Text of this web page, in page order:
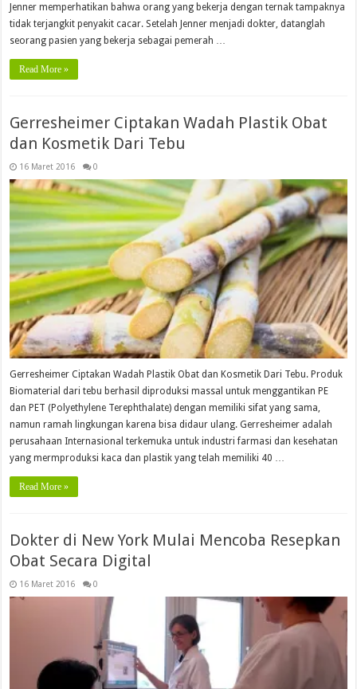
Jenner memperhatikan bahwa orang yang bekerja dengan ternak tampaknya
tidak terjangkit penyakit cacar. Setelah Jenner menjadi dokter, datanglah
seorang pasien yang bekerja sebagai pemerah …
Read More »
Gerresheimer Ciptakan Wadah Plastik Obat
dan Kosmetik Dari Tebu
16 Maret 2016 0
Gerresheimer Ciptakan Wadah Plastik Obat dan Kosmetik Dari Tebu. Produk
Biomaterial dari tebu berhasil diproduksi massal untuk menggantikan PE
dan PET (Polyethylene Terephthalate) dengan memiliki sifat yang sama,
namun ramah lingkungan karena bisa didaur ulang. Gerresheimer adalah
perusahaan Internasional terkemuka untuk industri farmasi dan kesehatan
yang mermproduksi kaca dan plastik yang telah memiliki 40 …
Read More »
Dokter di New York Mulai Mencoba Resepkan
Obat Secara Digital
16 Maret 2016 0